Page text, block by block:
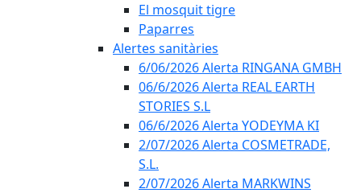
El mosquit tigre
Paparres
Alertes sanitàries
6/06/2026 Alerta RINGANA GMBH
06/6/2026 Alerta REAL EARTH
STORIES S.L
06/6/2026 Alerta YODEYMA KI
2/07/2026 Alerta COSMETRADE,
S.L.
2/07/2026 Alerta MARKWINS